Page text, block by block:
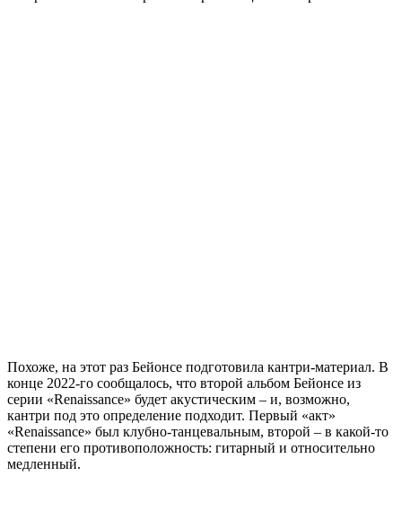
Похоже, на этот раз Бейонсе подготовила кантри-материал. В
конце 2022-го сообщалось, что второй альбом Бейонсе из
серии «Renaissance» будет акустическим – и, возможно,
кантри под это определение подходит. Первый «акт»
«Renaissance» был клубно-танцевальным, второй – в какой-то
степени его противоположность: гитарный и относительно
медленный.